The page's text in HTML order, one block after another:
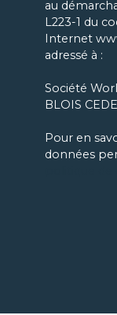
au
L223-1 du
Internet
adressé à :
Société
BLOIS
Pour en
données